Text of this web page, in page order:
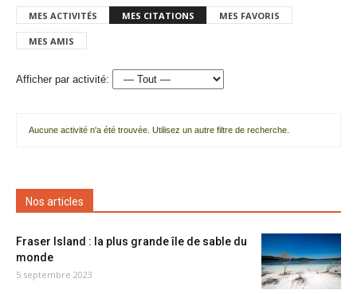
MES ACTIVITÉS MES CITATIONS MES FAVORIS
MES AMIS
Afficher par activité:
Aucune activité n'a été trouvée. Utilisez un autre filtre de recherche.
Nos articles
Fraser Island : la plus grande île de sable du
monde
5 septembre 2023